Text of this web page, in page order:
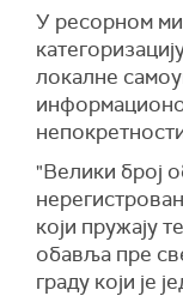
У ресорном
локалне
"Велики број
који пружају
обавља пре
граду који је